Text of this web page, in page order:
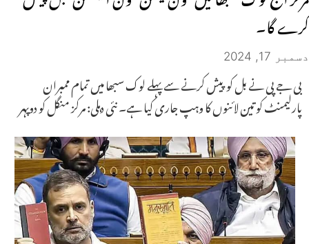
کرے گا۔
دسمبر 17, 2024
بی جے پی نے بل کو پیش کرنے سے پہلے لوک سبھا میں تمام ممبران
پارلیمنٹ کو تین لائنوں کا وہپ جاری کیا ہے۔ نئی دہلی: مرکز منگل کو دوپہر